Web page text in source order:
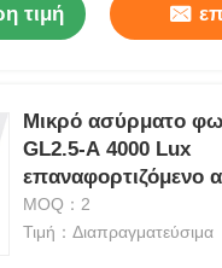
τιμή
Μικρό ασύρματο
GL2.5-A 4000 Lux
επαναφορτιζόμενο
φως
MOQ：2
Τιμή：Διαπραγματεύσιμα